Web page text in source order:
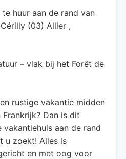
huur aan de rand van
(03) Allier ,
– vlak bij het Forêt de
rustige vakantie midden
Dan is dit
aan de rand
u zoekt! Alles is
en met oog voor